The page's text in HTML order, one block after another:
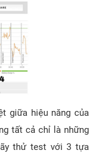
giữa hiệu năng của
tất cả chỉ là những
thử test với 3 tựa